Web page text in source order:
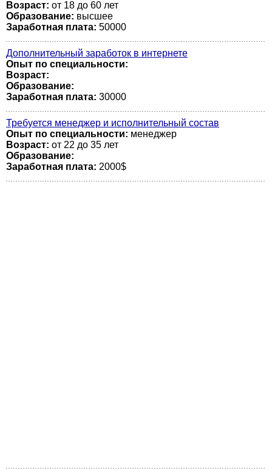
Возраст: от 18 до 60 лет
Образование: высшее
Заработная плата: 50000
Дополнительный заработок в интернете
Опыт по специальности:
Возраст:
Образование:
Заработная плата: 30000
Требуется менеджер и исполнительный состав
Опыт по специальности: менеджер
Возраст: от 22 до 35 лет
Образование:
Заработная плата: 2000$